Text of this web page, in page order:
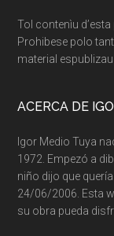
Tol contenìu
Prohibese polo
material
ACERCA DE
Igor Medio Tuya
1972. Empezó a
niño dijo que
24/06/2006. Esta
su obra pueda